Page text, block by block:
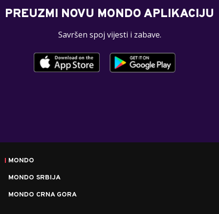
PREUZMI NOVU MONDO APLIKACIJU
Savršen spoj vijesti i zabave.
MONDO
MONDO SRBIJA
MONDO CRNA GORA